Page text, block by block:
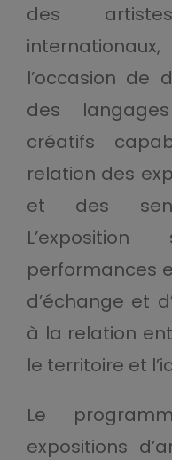
des
l’occasion de
des
créatifs
relation des
et des
performances
d’échange et
à la relation
le territoire et
Le
expositions